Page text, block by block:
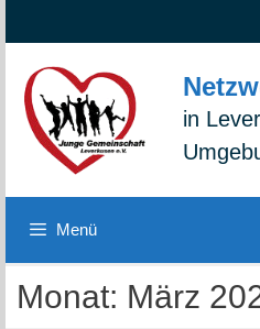
Inhalt
springen
Navigation
springen
Inhalt
springen
in
Menü
Monat: März